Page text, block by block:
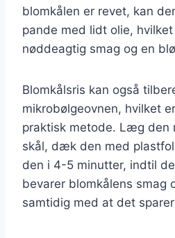
blomkålen er revet, kan
pande med lidt olie,
nøddeagtig smag og en
Blomkålsris kan også
mikrobølgeovnen, hvilket
praktisk metode. Læg den
skål, dæk den med
den i 4-5 minutter, indtil
bevarer blomkålens smag
samtidig med at det